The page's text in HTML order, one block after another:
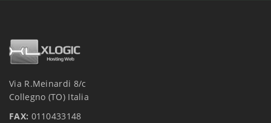
Via R.Meinardi 8/c
Collegno (TO) Italia
FAX: 0110433148